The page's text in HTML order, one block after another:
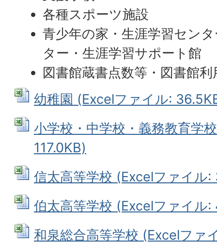
各種スポーツ施設
青少年の家・生涯学習セン
ター・生涯学習サポート館
図書館蔵書点数等・図書館利
幼稚園 (Excelファイル:
小学校・中学校・義務教育学
117.0KB)
信太高等学校 (Excelファイル:
伯太高等学校 (Excelファイル:
和泉総合高等学校 (Excelファ